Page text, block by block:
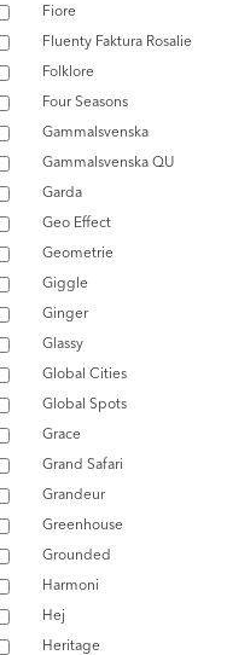
Fiore
Fluenty Faktura Rosalie
Folklore
Four Seasons
Gammalsvenska
Gammalsvenska QU
Garda
Geo Effect
Geometrie
Giggle
Ginger
Glassy
Global Cities
Global Spots
Grace
Grand Safari
Grandeur
Greenhouse
Grounded
Harmoni
Hej
Heritage